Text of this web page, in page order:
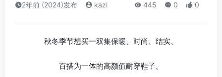
2年前 (2024)发布 kazi 445 0 0
秋冬季节想买一双集保暖、时尚、结实、
百搭为一体的高颜值耐穿鞋子。